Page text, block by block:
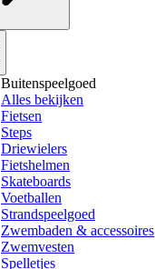
Buitenspeelgoed
Alles bekijken
Fietsen
Steps
Driewielers
Fietshelmen
Skateboards
Voetballen
Strandspeelgoed
Zwembaden & accessoires
Zwemvesten
Spelletjes